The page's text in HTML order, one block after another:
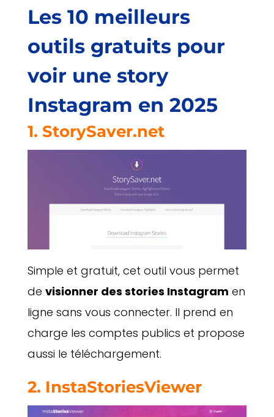
Les 10 meilleurs
outils gratuits pour
voir une story
Instagram en 2025
1. StorySaver.net
Simple et gratuit, cet outil vous permet
de visionner des stories Instagram en
ligne sans vous connecter. Il prend en
charge les comptes publics et propose
aussi le téléchargement.
2. InstaStoriesViewer